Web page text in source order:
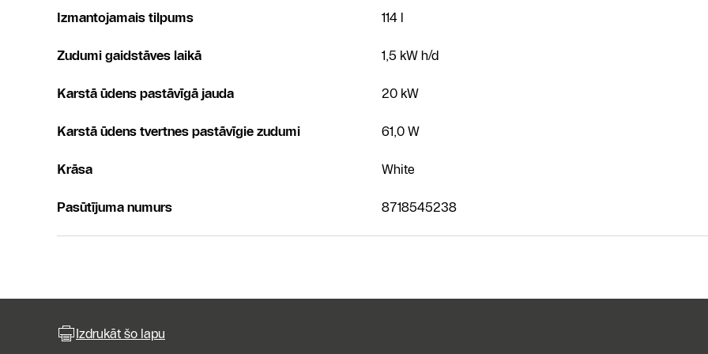
Izmantojamais tilpums 114 l
Zudumi gaidstāves laikā 1,5 kW h/d
Karstā ūdens pastāvīgā jauda 20 kW
Karstā ūdens tvertnes pastāvīgie zudumi 61,0 W
Krāsa White
Pasūtījuma numurs 8718545238
Izdrukāt šo lapu